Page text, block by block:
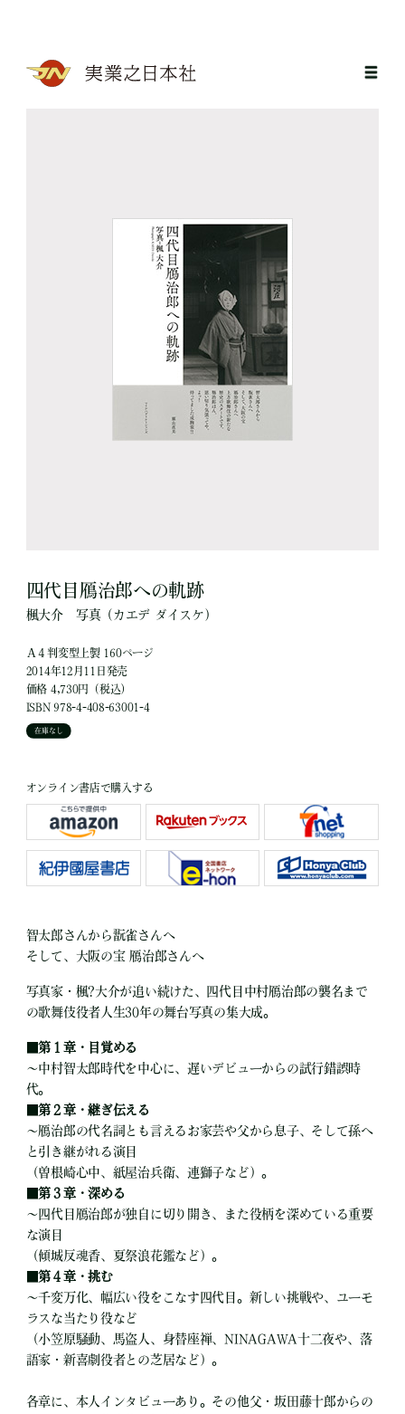
四代目鴈治郎への軌跡
楓大介 写真（カエデ ダイスケ）
Ａ４判変型上製 160ページ
2014年12月11日発売
価格 4,730円（税込）
ISBN 978-4-408-63001-4
在庫なし
オンライン書店で購入する
智太郎さんから翫雀さんへ
そして、大阪の宝 鴈治郎さんへ
写真家・楓?大介が追い続けた、四代目中村鴈治郎の襲名まで
の歌舞伎役者人生30年の舞台写真の集大成。
■第１章・目覚める
～中村智太郎時代を中心に、遅いデビューからの試行錯誤時
代。
■第２章・継ぎ伝える
～鴈治郎の代名詞とも言えるお家芸や父から息子、そして孫へ
と引き継がれる演目
（曽根崎心中、紙屋治兵衛、連獅子など）。
■第３章・深める
～四代目鴈治郎が独自に切り開き、また役柄を深めている重要
な演目
（傾城反魂香、夏祭浪花鑑など）。
■第４章・挑む
～千変万化、幅広い役をこなす四代目。新しい挑戦や、ユーモ
ラスな当たり役など
（小笠原騒動、馬盗人、身替座禅、NINAGAWA十二夜や、落
語家・新喜劇役者との芝居など）。
各章に、本人インタビューあり。その他父・坂田藤十郎からの